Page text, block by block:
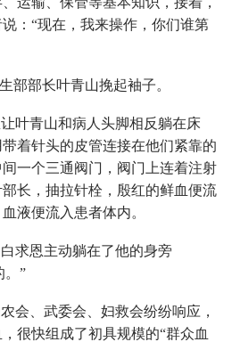
：“现在，我来操作，你们谁第
部部长叶青山挽起袖子。
叶青山和病人头脚相反躺在床
带着针头的皮管连接在他们紧靠的
一个三通阀门，阀门上连着注射
长，抽拉针栓，殷红的鲜血便流
液便流入患者体内。
求恩主动躺在了他的身旁
。”
会、武委会、妇救会纷纷响应，
很快组成了初具规模的“群众血